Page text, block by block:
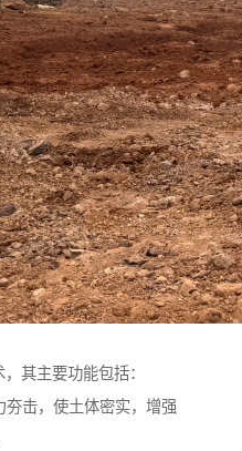
其主要功能包括：
夯击，使土体密实，增强